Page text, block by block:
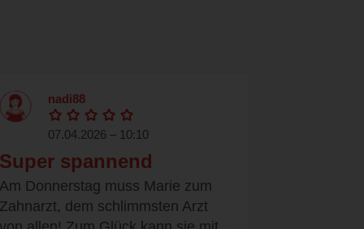
nadi88
07.04.2026 – 10:10
Super spannend
Am Donnerstag muss Marie zum
Zahnarzt, dem schlimmsten Arzt